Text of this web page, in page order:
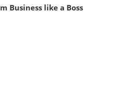
Business like a Boss